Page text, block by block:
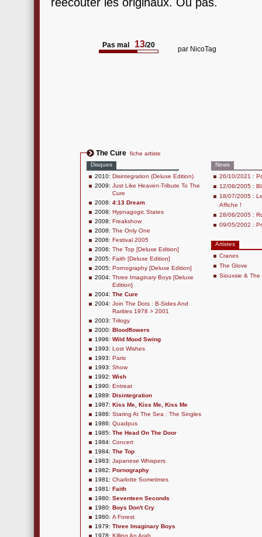
Pas mal 13/20 par NicoTag
The Cure fiche artiste
Disques
2010: Disintegration (Deluxe Edition)
2009: Just Like Heaven-Tribute To The
Cure
2008: 4:13 Dream
2008: Hypnagogic States
2008: Freakshow
2008: The Only One
2006: Festival 2005
2006: The Top [Deluxe Edition]
2005: Faith [Deluxe Edition]
2005: Pornography [Deluxe Edition]
2004: Three Imaginary Boys [Deluxe
Edition]
2004: The Cure
2004: Join The Dots : B-Sides And
Rarities 1978 > 2001
2003: Trilogy
2000: Bloodflowers
1996: Wild Mood Swing
1993: Lost Wishes
1993: Paris
1993: Show
1992: Wish
1990: Entreat
1989: Disintegration
1987: Kiss Me, Kiss Me, Kiss Me
1986: Staring At The Sea : The Singles
1986: Quadpus
1985: The Head On The Door
1984: Concert
1984: The Top
1983: Japanese Whispers
1982: Pornography
1981: Charlotte Sometimes
1981: Faith
1980: Seventeen Seconds
1980: Boys Don't Cry
1980: A Forest
1979: Three Imaginary Boys
1978: Killing An Arab
News
26/10/2021 :
12/08/2005 :
18/07/2005 :
Affiche !
28/06/2005 :
09/05/2002 :
Artistes
Cranes
The Glove
Siouxsie & The